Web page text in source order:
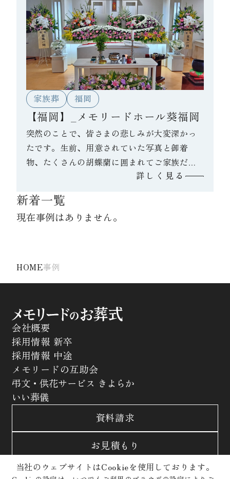
儀で実感できたと喪主様が言っておられまし
た。
家族葬 福岡
【福岡】_メモリードホール葵福岡
突然のことで、皆さまの悲しみが大変深かっ
たです。生前、用意されていた写真と御着
物、たくさんの胡蝶蘭に囲まれてご家族だけ
でゆっくりお見送りされました。詳しく見る
新着一覧
現在事例はありません。
HOME事例
会社概要
採用情報 新卒
採用情報 中途
メモリードの互助会
弔文・供花サービス きよらか
いい葬儀
資料請求
お見積もり
お問合わせ
当社のウェブサイトはCookieを使用しております。